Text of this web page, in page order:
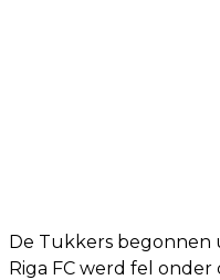
De Tukkers begonnen
Riga FC werd fel